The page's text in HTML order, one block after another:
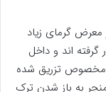
معرض گرمای زیاد
گرفته اند و داخل
مخصوص تزریق شده
به باز شدن ترک